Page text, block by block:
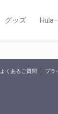
グッズ
よくあるご質問 プラ